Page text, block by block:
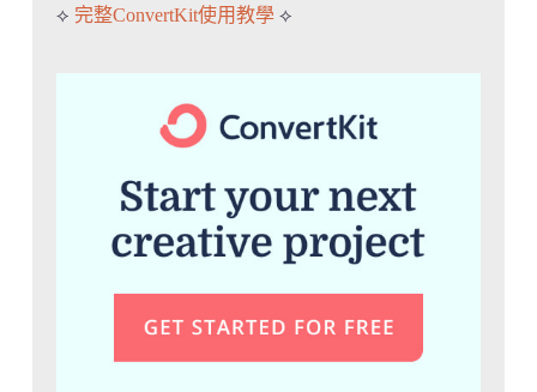
⟡ 完整ConvertKit使用教學⟡